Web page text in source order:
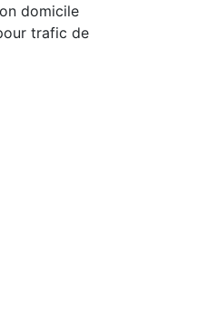
domicile
trafic de